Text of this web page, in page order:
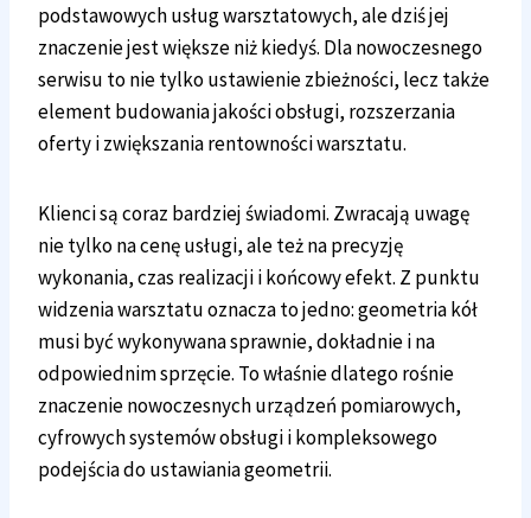
podstawowych usług warsztatowych, ale dziś jej
znaczenie jest większe niż kiedyś. Dla nowoczesnego
serwisu to nie tylko ustawienie zbieżności, lecz także
element budowania jakości obsługi, rozszerzania
oferty i zwiększania rentowności warsztatu.
Klienci są coraz bardziej świadomi. Zwracają uwagę
nie tylko na cenę usługi, ale też na precyzję
wykonania, czas realizacji i końcowy efekt. Z punktu
widzenia warsztatu oznacza to jedno: geometria kół
musi być wykonywana sprawnie, dokładnie i na
odpowiednim sprzęcie. To właśnie dlatego rośnie
znaczenie nowoczesnych urządzeń pomiarowych,
cyfrowych systemów obsługi i kompleksowego
podejścia do ustawiania geometrii.